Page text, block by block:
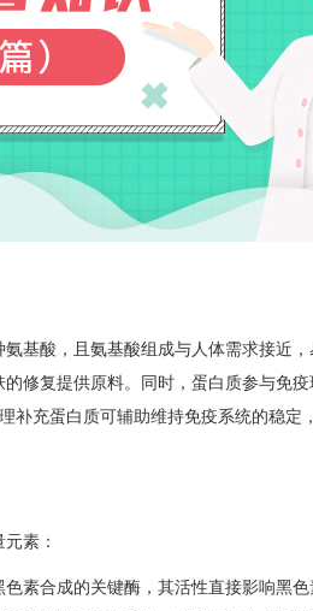
酸，且氨基酸组成与人体需求接近，
修复提供原料。同时，蛋白质参与免
充蛋白质可辅助维持免疫系统的稳定
素：​
合成的关键酶，其活性直接影响黑色